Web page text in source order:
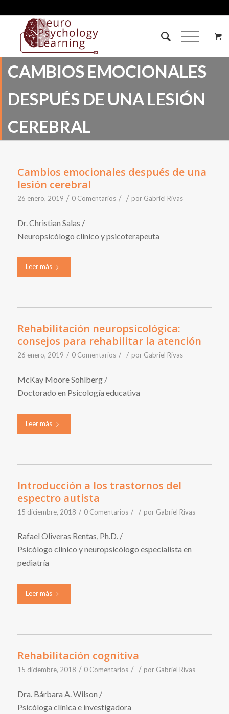
CAMBIOS EMOCIONALES
DESPUÉS DE UNA LESIÓN
CEREBRAL
Cambios emocionales después de una
lesión cerebral
26 enero, 2019 / 0 Comentarios / / por Gabriel Rivas
Dr. Christian Salas /
Neuropsicólogo clínico y psicoterapeuta
Leer más
Rehabilitación neuropsicológica:
consejos para rehabilitar la atención
26 enero, 2019 / 0 Comentarios / / por Gabriel Rivas
McKay Moore Sohlberg /
Doctorado en Psicología educativa
Leer más
Introducción a los trastornos del
espectro autista
15 diciembre, 2018 / 0 Comentarios / / por Gabriel Rivas
Rafael Oliveras Rentas, Ph.D. /
Psicólogo clínico y neuropsicólogo especialista en
pediatría
Leer más
Rehabilitación cognitiva
15 diciembre, 2018 / 0 Comentarios / / por Gabriel Rivas
Dra. Bárbara A. Wilson /
Psicóloga clínica e investigadora